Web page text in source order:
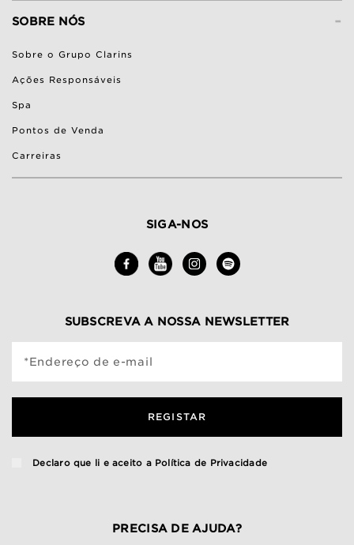
-
SOBRE NÓS
Sobre o Grupo Clarins
Ações Responsáveis
Spa
Pontos de Venda
Carreiras
SIGA-NOS
SUBSCREVA A NOSSA NEWSLETTER
*Endereço de e-mail
REGISTAR
Declaro que li e aceito a Política de Privacidade
PRECISA DE AJUDA?